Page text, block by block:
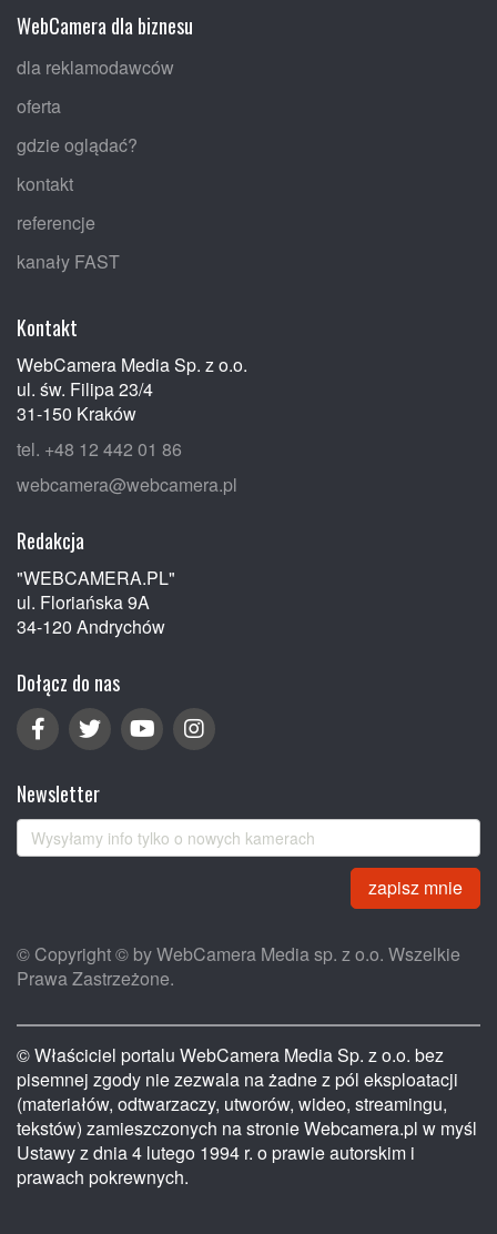
WebCamera dla biznesu
dla reklamodawców
oferta
gdzie oglądać?
kontakt
referencje
kanały FAST
Kontakt
WebCamera Media Sp. z o.o.
ul. św. Filipa 23/4
31-150 Kraków
tel. +48 12 442 01 86
webcamera@webcamera.pl
Redakcja
"WEBCAMERA.PL"
ul. Floriańska 9A
34-120 Andrychów
Dołącz do nas
Newsletter
zapisz mnie
© Copyright © by WebCamera Media sp. z o.o. Wszelkie
Prawa Zastrzeżone.
© Właściciel portalu WebCamera Media Sp. z o.o. bez
pisemnej zgody nie zezwala na żadne z pól eksploatacji
(materiałów, odtwarzaczy, utworów, wideo, streamingu,
tekstów) zamieszczonych na stronie Webcamera.pl w myśl
Ustawy z dnia 4 lutego 1994 r. o prawie autorskim i
prawach pokrewnych.